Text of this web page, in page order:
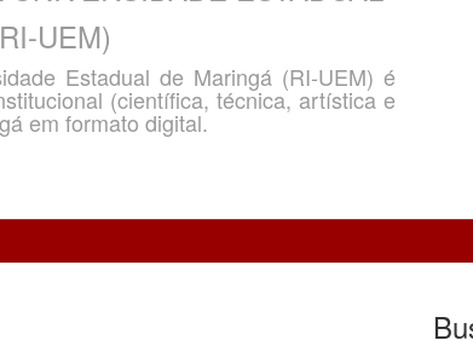
UEM)
Estadual de Maringá (RI-UEM) é
(científica, técnica, artística e
em formato digital.